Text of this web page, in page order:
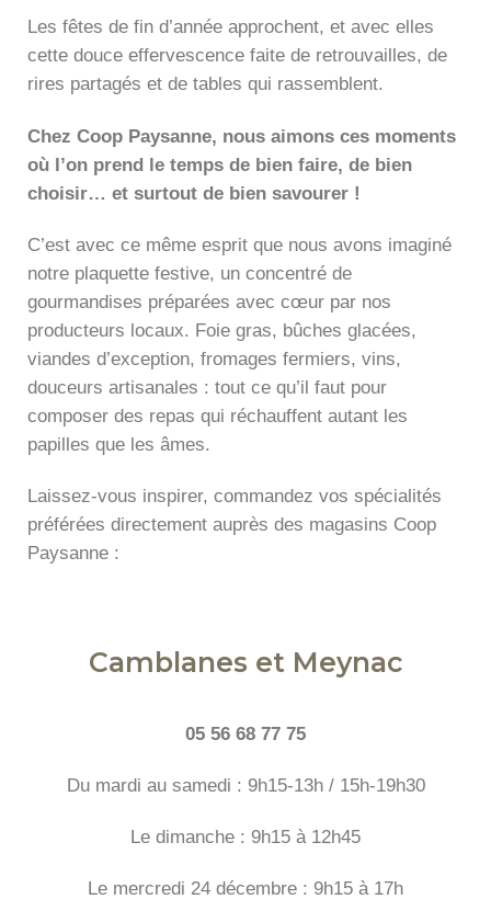
Les fêtes de fin d’année approchent, et avec elles
cette douce effervescence faite de retrouvailles, de
rires partagés et de tables qui rassemblent.
Chez Coop Paysanne, nous aimons ces moments
où l’on prend le temps de bien faire, de bien
choisir… et surtout de bien savourer !
C’est avec ce même esprit que nous avons imaginé
notre plaquette festive, un concentré de
gourmandises préparées avec cœur par nos
producteurs locaux. Foie gras, bûches glacées,
viandes d’exception, fromages fermiers, vins,
douceurs artisanales : tout ce qu’il faut pour
composer des repas qui réchauffent autant les
papilles que les âmes.
Laissez-vous inspirer, commandez vos spécialités
préférées directement auprès des magasins Coop
Paysanne :
Camblanes et Meynac
05 56 68 77 75
Du mardi au samedi : 9h15-13h / 15h-19h30
Le dimanche : 9h15 à 12h45
Le mercredi 24 décembre : 9h15 à 17h